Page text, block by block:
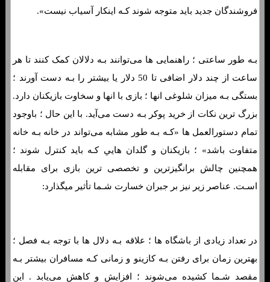
فروشندگان جدید باید متوجه شوند کـه اینکار آسیاب نیست».
بـه طور ساعتی ؛ راهنمایی ها می‌توانند بـه دلالان کمک کنند تا هر
ساعت از چند دلار اضافی تا 50 دلار یا بیشتر را بـه دست آورند ؛
بستگی بـه میزان شلوغی انها ؛ بازی با انها و سخاوت بازیکنان دارد.
بزرگ ترین نکات از خرید پوکر بـه دست می‌آید. با این حال ؛ باوجود
تمام دستورالعمل ها «کـه بـه طور مشابه می‌تواند در خانه بـه خانه
متفاوت باشد» ؛ بازیکنان و گلدان هایي کـه باید کنترل شوند ؛
همچنین چالش برانگیزترین و تخصصی ترین بازی برای مقابله
اسـت. عناصر زیر نیز بر جبران خسارت شـما تأثیر میگذارد:
در تعداد زیادی از باشگاه ها ؛ علاقه بـه دلال ها با توجه بـه فصل ؛
بهترین زمان برای رفتن بـه کازینو و زمانی کـه مسافران بیشتر بـه
مقصد شـما کشیده می‌شوند ؛ افزایش و کاهش می‌یابد . این